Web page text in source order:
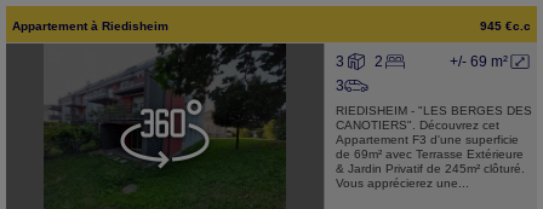
Appartement à Riedisheim 945 €c.c
+/- 69 m²
3
2
3
RIEDISHEIM - "LES BERGES DES
CANOTIERS". Découvrez cet
Appartement F3 d'une superficie
de 69m² avec Terrasse Extérieure
& Jardin Privatif de 245m² clôturé.
Vous apprécierez une...